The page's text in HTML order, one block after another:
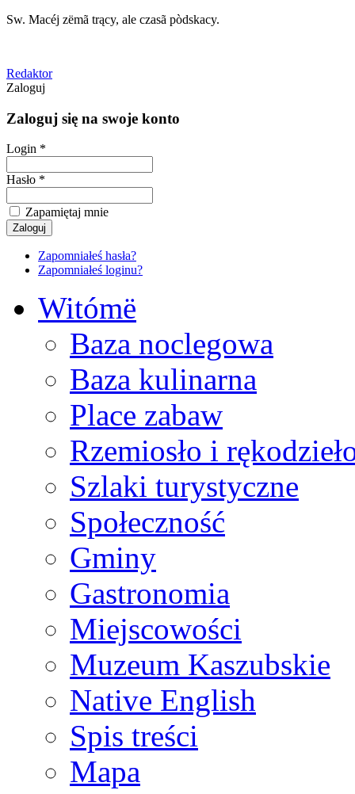
Sw. Macéj zëmã trący, ale czasã pòdskacy.
Redaktor
Zaloguj
Zaloguj się na swoje konto
Login *
Hasło *
Zapamiętaj mnie
Zapomniałeś hasła?
Zapomniałeś loginu?
Witómë
Baza noclegowa
Baza kulinarna
Place zabaw
Rzemiosło i
Szlaki turystyczne
Społeczność
Gminy
Gastronomia
Miejscowości
Muzeum Kaszubskie
Native English
Spis treści
Mapa